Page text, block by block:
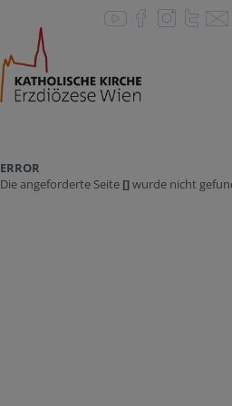
ERROR
Die angeforderte Seite []wurde nicht